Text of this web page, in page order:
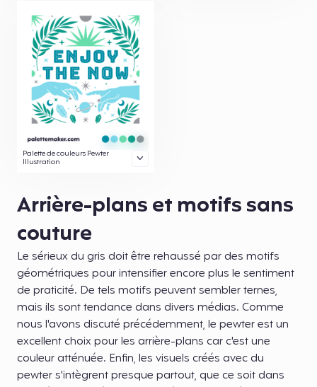
Palette de couleurs Pewter
Illustration
Arrière-plans et motifs sans
couture
Le sérieux du gris doit être rehaussé par des motifs
géométriques pour intensifier encore plus le sentiment
de praticité. De tels motifs peuvent sembler ternes,
mais ils sont tendance dans divers médias. Comme
nous l'avons discuté précédemment, le pewter est un
excellent choix pour les arrière-plans car c'est une
couleur atténuée. Enfin, les visuels créés avec du
pewter s'intègrent presque partout, que ce soit dans